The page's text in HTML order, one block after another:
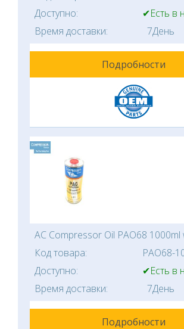
Доступно:
✔Есть в
Время доставки:
7День
Подробности
AC Compressor Oil PAO68 1000ml
Код товара:
PAO68-
Доступно:
✔Есть в
Время доставки:
7День
Подробности